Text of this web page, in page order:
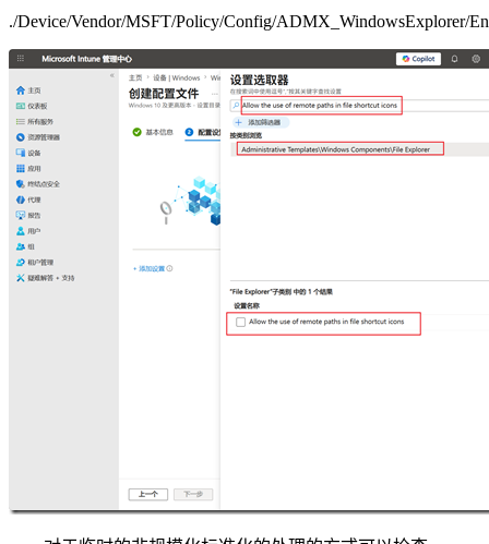
./Device/Vendor/MSFT/Policy/Config/ADMX_WindowsExplorer/